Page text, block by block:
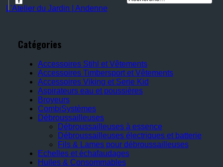
L'Atelier du Jardin | Andenne
Catégories
Accessoires Stihl et Vêtements
Accessoires Timbersport et Vêtements
Accessoires Viking et Serie Kid
Aspirateurs eau et poussières
Broyeurs
CombiSystèmes
Débroussailleuses
Débroussailleuses à essence
Débroussailleuses électriques et batterie
Fils & Lames pour débroussailleuses
Echelles et échafaudages
Huiles & Consommables